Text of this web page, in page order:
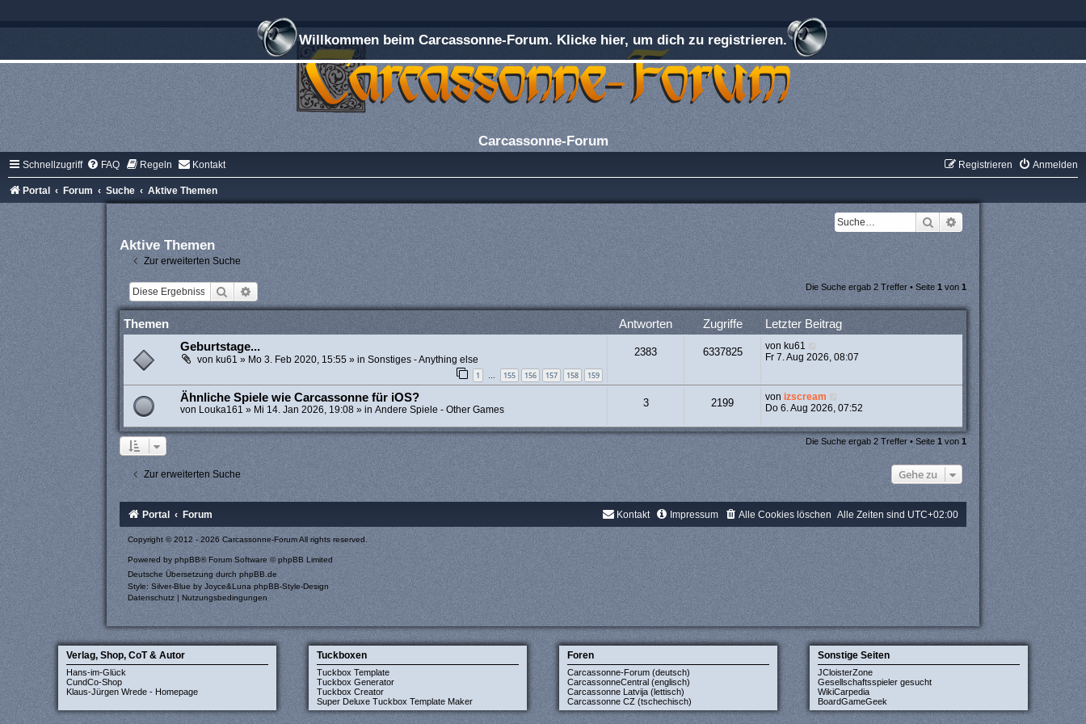
Willkommen beim Carcassonne-Forum. Klicke hier, um dich zu registrieren.
Carcassonne-Forum
Schnellzugriff FAQ Regeln Kontakt Anmelden
Registrieren
Portal Forum Suche Aktive Themen
Suche
Erweiterte Suche
Aktive Themen
Zur erweiterten Suche
Suche Erweiterte Suche Die Suche ergab 2 Treffer • Seite1von1
Themen Antworten Zugriffe Letzter Beitrag
Geburtstage...
von ku61 » Mo 3. Feb 2020, 15:55» in Sonstiges - Anything else
1 … 155 156 157 158 159
2383 6337825 von ku61
Fr 7. Aug 2026, 08:07
Ähnliche Spiele wie Carcassonne für iOS?
von Louka161 » Mi 14. Jan 2026, 19:08» in Andere Spiele - Other Games
3 2199 von izscream
Do 6. Aug 2026, 07:52
Die Suche ergab 2 Treffer • Seite1von1
Zur erweiterten Suche Gehe zu
Portal Forum Alle Zeiten sind UTC+02:00
Alle Cookies löschen
Impressum
Kontakt
Copyright © 2012 - 2026 Carcassonne-Forum All rights reserved.
Powered by phpBB® Forum Software © phpBB Limited
Deutsche Übersetzung durch phpBB.de
Style: Silver-Blue by Joyce&Luna phpBB-Style-Design
Datenschutz | Nutzungsbedingungen
Verlag, Shop, CoT & Autor
Hans-im-Glück
CundCo-Shop
Klaus-Jürgen Wrede - Homepage
Tuckboxen
Tuckbox Template
Tuckbox Generator
Tuckbox Creator
Super Deluxe Tuckbox Template Maker
Foren
Carcassonne-Forum (deutsch)
CarcassonneCentral (englisch)
Carcassonne Latvija (lettisch)
Carcassonne CZ (tschechisch)
Sonstige Seiten
JCloisterZone
Gesellschaftsspieler gesucht
WikiCarpedia
BoardGameGeek